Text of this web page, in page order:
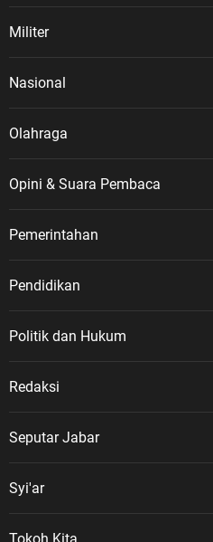
Militer
Nasional
Olahraga
Opini & Suara Pembaca
Pemerintahan
Pendidikan
Politik dan Hukum
Redaksi
Seputar Jabar
Syi'ar